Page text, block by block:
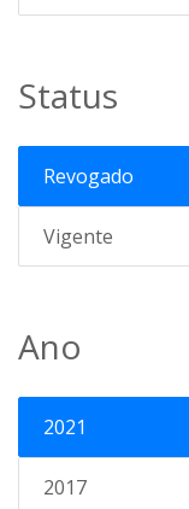
Status
Revogado
Vigente
Ano
2021
2017